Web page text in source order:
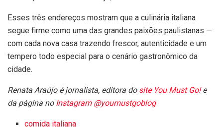
Esses três endereços mostram que a culinária italiana
segue firme como uma das grandes paixões paulistanas —
com cada nova casa trazendo frescor, autenticidade e um
tempero todo especial para o cenário gastronômico da
cidade.
Renata Araújo é jornalista, editora do site You Must Go!e
da página noInstagram @youmustgoblog
comida italiana